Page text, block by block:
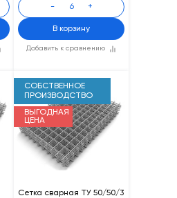
Добавить к сравнению
- +
В корзину
СОБСТВЕННОЕ
ПРОИЗВОДСТВО
ВЫГОДНАЯ
ЦЕНА
Сетка сварная ТУ 50/50/3